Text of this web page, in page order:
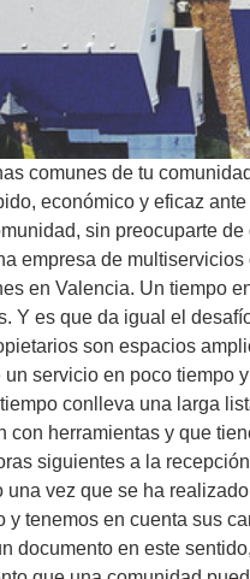
comunes de tu
económico y eficaz
sin preocuparte
empresa de
en Valencia. Un tiempo
Y es que da igual el
son espacios
servicio en poco tiempo
conlleva una larga
con herramientas y que
siguientes a la
una vez que se ha
y tenemos en cuenta sus
documento en este